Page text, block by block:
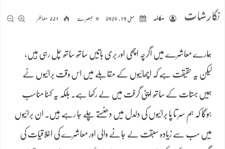
نگارشات مکالمہ مئی 19, 2026 0 تبصرے 221 مناظر
ہمارے معاشرے میں اگرچہ اچھی اور بری باتیں ساتھ ساتھ چل رہی ہیں،
لیکن یہ حقیقت ہے کہ اچھائیوں کے مقابلے میں اس وقت برائیوں نے
ہمیں بہتات کے ساتھ اپنی گرفت میں لے رکھا ہے۔ بلکہ یہ کہنا مناسب
ہوگا کہ ہم سر تا پا برائیوں کی دلدل میں دھنستے چلے جا رہے ہیں۔ ان برائیوں
میں سب سے زیادہ سبقت لے جانے والی اور معاشرے کی اخلاقیات کی